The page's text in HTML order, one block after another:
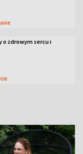
o zdrowym sercu i